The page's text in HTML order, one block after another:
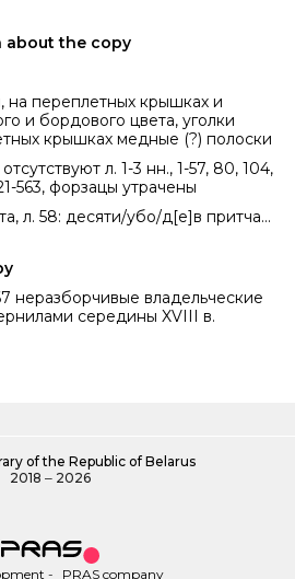
the copy
на переплетных крышках и
и бордового цвета, уголки
крышках медные (?) полоски
л. 1-3 нн., 1-57, 80, 104,
563, форзацы утрачены
л. 58: десяти/убо/д[е]в притча...
неразборчивые владельческие
середины XVIII в.
of the Republic of Belarus
2018 ‒ 2026
- PRAS company